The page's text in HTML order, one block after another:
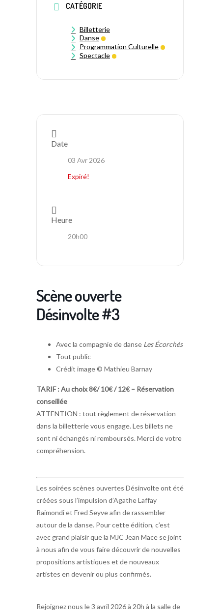
CATÉGORIE
Billetterie
Danse
Programmation Culturelle
Spectacle
Date
03 Avr 2026
Expiré!
Heure
20h00
Scène ouverte
Désinvolte #3
Avec la compagnie de danse Les Écorchés
Tout public
Crédit image © Mathieu Barnay
TARIF : Au choix 8€/ 10€ / 12€ – Réservation
conseillée
ATTENTION : tout règlement de réservation
dans la billetterie vous engage. Les billets ne
sont ni échangés ni remboursés. Merci de votre
compréhension.
Les soirées scènes ouvertes Désinvolte ont été
créées sous l’impulsion d’Agathe Laffay
Raimondi et Fred Seyve afin de rassembler
autour de la danse. Pour cette édition, c’est
avec grand plaisir que la MJC Jean Mace se joint
à nous afin de vous faire découvrir de nouvelles
propositions artistiques et de nouveaux
artistes en devenir ou plus confirmés.
Rejoignez nous le 3 avril 2026 à 20h à la salle de